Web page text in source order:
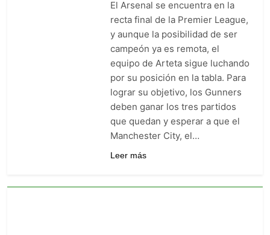
goleó 7-0 a Boyacá Chicó y es
líder de la Liga BetPlay
1 Semana Ago
Vuelve la Premier League:
arranca el 21 de agosto con el
Arsenal campeón abriendo
ante el Coventry
1 Semana Ago
Escándalo en Montería: el
debut de Nacional se suspendió
por disturbios cuando ganaba
3-0 a Jaguares
1 Semana Ago
El Arsenal se encuentra en la
recta final de la Premier League,
y aunque la posibilidad de ser
campeón ya es remota, el
equipo de Arteta sigue luchando
por su posición en la tabla. Para
lograr su objetivo, los Gunners
deben ganar los tres partidos
que quedan y esperar a que el
Manchester City, el…
Leer más